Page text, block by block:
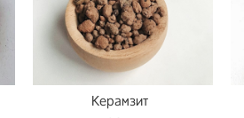
Керамзит